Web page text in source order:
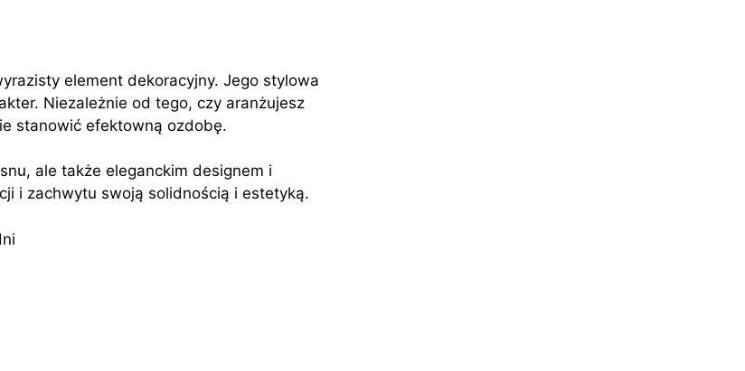
element dekoracyjny. Jego stylowa
Niezależnie od tego, czy aranżujesz
stanowić efektowną ozdobę.
ale także eleganckim designem i
i zachwytu swoją solidnością i estetyką.